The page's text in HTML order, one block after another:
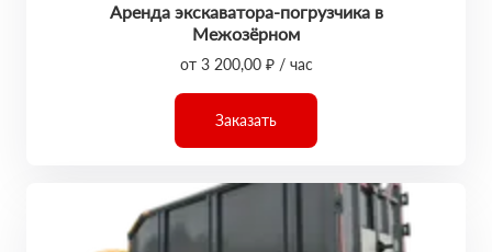
Аренда экскаватора-погрузчика в
Межозёрном
от 3 200,00 ₽ / час
Заказать